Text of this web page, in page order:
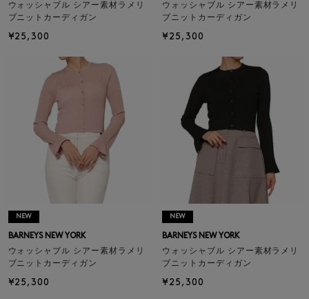
ウォッシャブル シアー素材ラメリ
ブニットカーディガン
¥25,300
ウォッシャブル シアー素材ラメリ
ブニットカーディガン
¥25,300
NEW
BARNEYS NEW YORK
ウォッシャブル シアー素材ラメリ
ブニットカーディガン
¥25,300
NEW
BARNEYS NEW YORK
ウォッシャブル シアー素材ラメリ
ブニットカーディガン
¥25,300